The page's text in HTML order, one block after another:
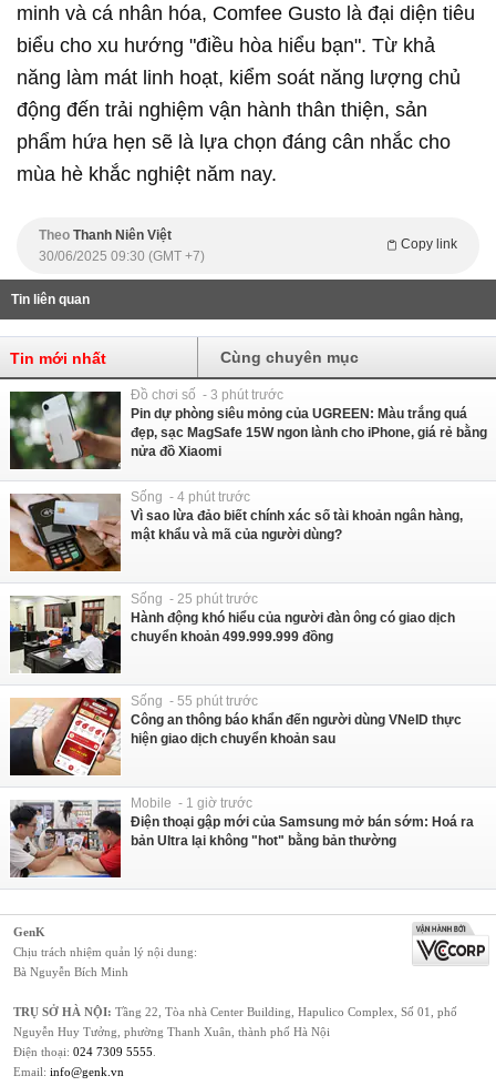
minh và cá nhân hóa, Comfee Gusto là đại diện tiêu
biểu cho xu hướng "điều hòa hiểu bạn". Từ khả
năng làm mát linh hoạt, kiểm soát năng lượng chủ
động đến trải nghiệm vận hành thân thiện, sản
phẩm hứa hẹn sẽ là lựa chọn đáng cân nhắc cho
mùa hè khắc nghiệt năm nay.
Theo Thanh Niên Việt
Copy link
30/06/2025 09:30 (GMT +7)
Tin liên quan
Tin mới nhất Cùng chuyên mục
Đồ chơi số - 3 phút trước
Pin dự phòng siêu mỏng của UGREEN: Màu trắng quá
đẹp, sạc MagSafe 15W ngon lành cho iPhone, giá rẻ bằng
nửa đồ Xiaomi
Sống - 4 phút trước
Vì sao lừa đảo biết chính xác số tài khoản ngân hàng,
mật khẩu và mã của người dùng?
Sống - 25 phút trước
Hành động khó hiểu của người đàn ông có giao dịch
chuyển khoản 499.999.999 đồng
Sống - 55 phút trước
Công an thông báo khẩn đến người dùng VNeID thực
hiện giao dịch chuyển khoản sau
Mobile - 1 giờ trước
Điện thoại gập mới của Samsung mở bán sớm: Hoá ra
bản Ultra lại không "hot" bằng bản thường
GenK
Chịu trách nhiệm quản lý nội dung:
Bà Nguyễn Bích Minh
TRỤ SỞ HÀ NỘI: Tầng 22, Tòa nhà Center Building, Hapulico Complex, Số 01, phố
Nguyễn Huy Tưởng, phường Thanh Xuân, thành phố Hà Nội
Điện thoại: 024 7309 5555
Email: info@genk.vn